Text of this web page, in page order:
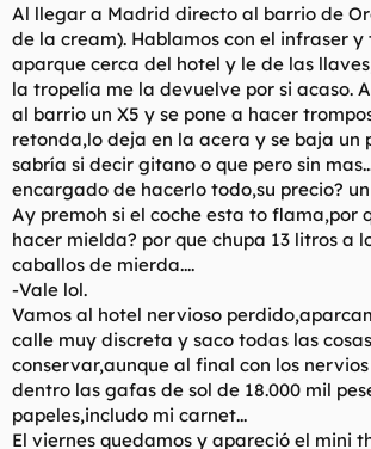
Al llegar a Madrid directo al barrio de
de la cream). Hablamos con el infraser y
aparque cerca del hotel y le de las
la tropelía me la devuelve por si acaso.
al barrio un X5 y se pone a hacer
retonda,lo deja en la acera y se baja un
sabría si decir gitano o que pero sin
encargado de hacerlo todo,su precio?
Ay premoh si el coche esta to flama,por
hacer mielda? por que chupa 13 litros a
caballos de mierda....
-Vale lol.
Vamos al hotel nervioso
calle muy discreta y saco todas las
conservar,aunque al final con los
dentro las gafas de sol de 18.000 mil
papeles,includo mi carnet...
El viernes quedamos y apareció el mini